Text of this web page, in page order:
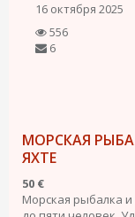
16 октября 2025
556
6
МОРСКАЯ
ЯХТЕ
50 €
Морская рыбалка и